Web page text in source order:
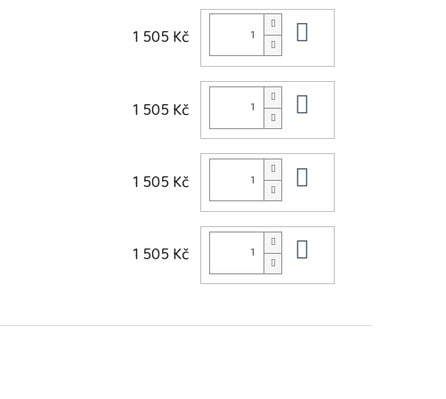
1 505 Kč
1 505 Kč
1 505 Kč
1 505 Kč